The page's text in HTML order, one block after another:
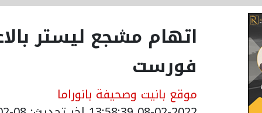
اتهام مشجع ليستر
فورست
موقع بانيت وصحيفة بانوراما